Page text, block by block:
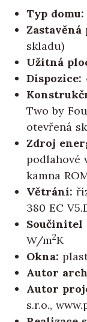
Typ domu:
Zastavěná
skladu)
Užitná
Dispozice:
Two by
otevřená
Zdroj
podlahové
kamna
Větrání:
380 EC
Součinitel
W/m2K
Okna:
Autor
Autor
s.r.o.,